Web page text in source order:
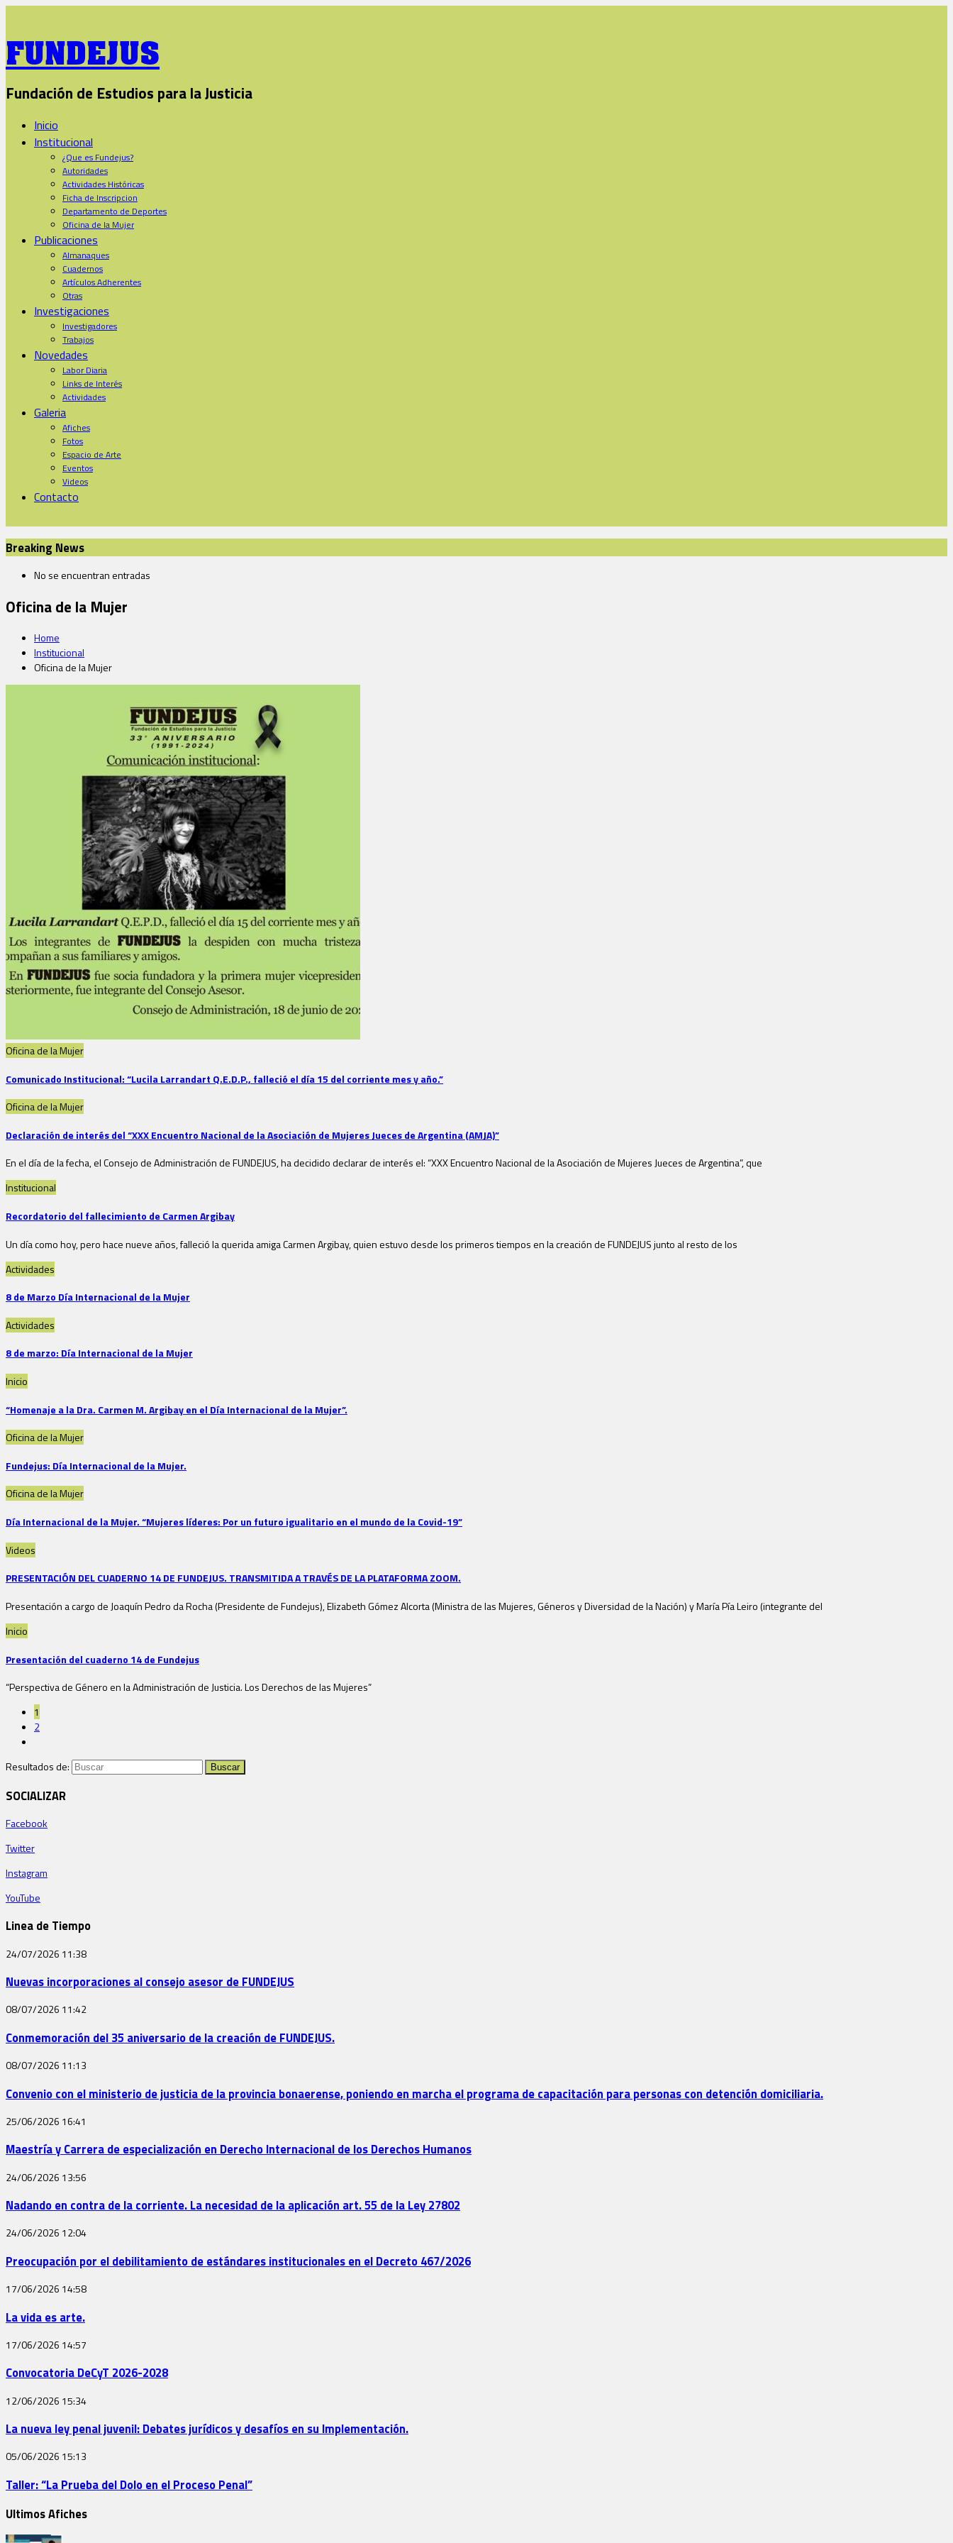
FUNDEJUS
Fundación de Estudios para la Justicia
Inicio
Institucional
¿Que es Fundejus?
Autoridades
Actividades Históricas
Ficha de Inscripcion
Departamento de Deportes
Oficina de la Mujer
Publicaciones
Almanaques
Cuadernos
Artículos Adherentes
Otras
Investigaciones
Investigadores
Trabajos
Novedades
Labor Diaria
Links de Interés
Actividades
Galeria
Afiches
Fotos
Espacio de Arte
Eventos
Videos
Contacto
Breaking News
No se encuentran entradas
Oficina de la Mujer
Home
Institucional
Oficina de la Mujer
Oficina de la Mujer
Comunicado Institucional: “Lucila Larrandart Q.E.D.P., falleció el día 15 del corriente mes y año.”
Oficina de la Mujer
Declaración de interés del “XXX Encuentro Nacional de la Asociación de Mujeres Jueces de Argentina (AMJA)”
En el día de la fecha, el Consejo de Administración de FUNDEJUS, ha decidido declarar de interés el: “XXX Encuentro Nacional de la Asociación de Mujeres Jueces de Argentina”, que
Institucional
Recordatorio del fallecimiento de Carmen Argibay
Un día como hoy, pero hace nueve años, falleció la querida amiga Carmen Argibay, quien estuvo desde los primeros tiempos en la creación de FUNDEJUS junto al resto de los
Actividades
8 de Marzo Día Internacional de la Mujer
Actividades
8 de marzo: Día Internacional de la Mujer
Inicio
“Homenaje a la Dra. Carmen M. Argibay en el Día Internacional de la Mujer”.
Oficina de la Mujer
Fundejus: Día Internacional de la Mujer.
Oficina de la Mujer
Día Internacional de la Mujer. “Mujeres líderes: Por un futuro igualitario en el mundo de la Covid-19”
Videos
PRESENTACIÓN DEL CUADERNO 14 DE FUNDEJUS. TRANSMITIDA A TRAVÉS DE LA PLATAFORMA ZOOM.
Presentación a cargo de Joaquín Pedro da Rocha (Presidente de Fundejus), Elizabeth Gómez Alcorta (Ministra de las Mujeres, Géneros y Diversidad de la Nación) y María Pía Leiro (integrante del
Inicio
Presentación del cuaderno 14 de Fundejus
“Perspectiva de Género en la Administración de Justicia. Los Derechos de las Mujeres”
1
2
Resultados de:
SOCIALIZAR
Facebook
Twitter
Instagram
YouTube
Linea de Tiempo
24/07/2026 11:38
Nuevas incorporaciones al consejo asesor de FUNDEJUS
08/07/2026 11:42
Conmemoración del 35 aniversario de la creación de FUNDEJUS.
08/07/2026 11:13
Convenio con el ministerio de justicia de la provincia bonaerense, poniendo en marcha el programa de capacitación para personas con detención domiciliaria.
25/06/2026 16:41
Maestría y Carrera de especialización en Derecho Internacional de los Derechos Humanos
24/06/2026 13:56
Nadando en contra de la corriente. La necesidad de la aplicación art. 55 de la Ley 27802
24/06/2026 12:04
Preocupación por el debilitamiento de estándares institucionales en el Decreto 467/2026
17/06/2026 14:58
La vida es arte.
17/06/2026 14:57
Convocatoria DeCyT 2026-2028
12/06/2026 15:34
La nueva ley penal juvenil: Debates jurídicos y desafíos en su Implementación.
05/06/2026 15:13
Taller: “La Prueba del Dolo en el Proceso Penal”
Ultimos Afiches